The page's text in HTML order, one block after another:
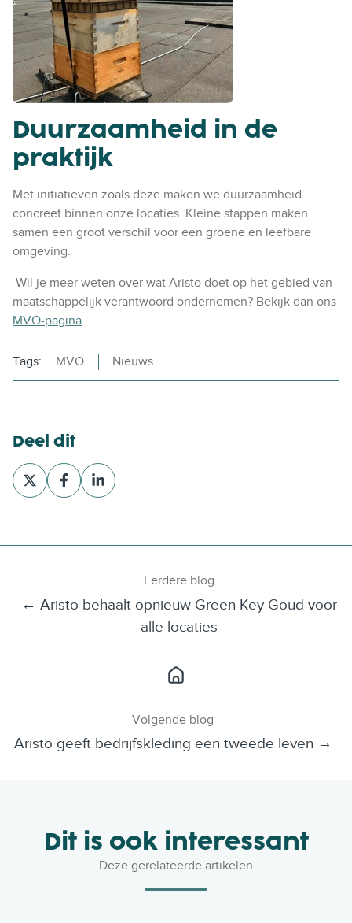
Duurzaamheid in de
praktijk
Met initiatieven zoals deze maken we duurzaamheid
concreet binnen onze locaties. Kleine stappen maken
samen een groot verschil voor een groene en leefbare
omgeving.
Wil je meer weten over wat Aristo doet op het gebied van
maatschappelijk verantwoord ondernemen? Bekijk dan ons
MVO-pagina.
Tags: MVO Nieuws
Deel dit
D
e
p
D
e
p
c
D
e
p
n
Eerdere blog
← Aristo behaalt opnieuw Green Key Goud voor
alle locaties
Volgende blog
Aristo geeft bedrijfskleding een tweede leven →
Dit is ook interessant
Deze gerelateerde artikelen